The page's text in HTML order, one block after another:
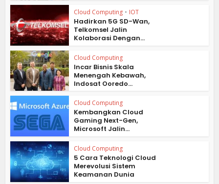
Cloud Computing • IOT
Hadirkan 5G SD-Wan,
Telkomsel Jalin
Kolaborasi Dengan...
Cloud Computing
Incar Bisnis Skala
Menengah Kebawah,
Indosat Ooredo...
Cloud Computing
Kembangkan Cloud
Gaming Next-Gen,
Microsoft Jalin...
Cloud Computing
5 Cara Teknologi Cloud
Merevolusi Sistem
Keamanan Dunia